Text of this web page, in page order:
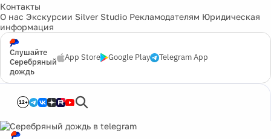
Контакты
О нас Экскурсии Silver Studio Рекламодателям Юридическая
информация
Слушайте
Серебряный
дождь
App Store Google Play Telegram App
12+